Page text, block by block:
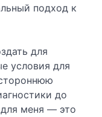
подход к
для
условия для
до
меня — это